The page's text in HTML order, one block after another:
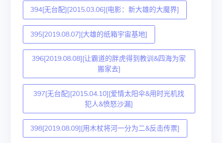
394[无台配][2015.03.06][电影：新大雄的大魔界]
395[2019.08.07][大雄的纸箱宇宙基地]
396[2019.08.08][让霸道的胖虎得到教训&四海为家
搬家去]
397[无台配][2015.04.10][爱情太阳伞&用时光机找
犯人&愤怒沙漏]
398[2019.08.09][用木杖将河一分为二&反击传票]